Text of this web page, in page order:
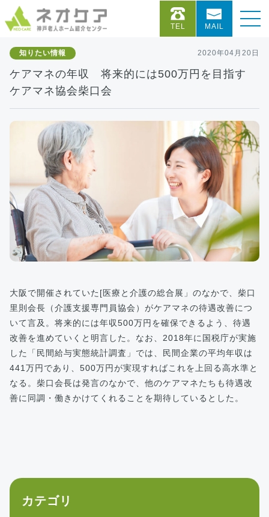
TEL MAIL
知りたい情報 2020年04月20日
ケアマネの年収 将来的には500万円を目指す
ケアマネ協会柴口会
大阪で開催されていた[医療と介護の総合展」のなかで、柴口
里則会長（介護支援専門員協会）がケアマネの待遇改善につ
いて言及。将来的には年収500万円を確保できるよう、待遇
改善を進めていくと明言した。なお、2018年に国税庁が実施
した「民間給与実態統計調査」では、民間企業の平均年収は
441万円であり、500万円が実現すればこれを上回る高水準と
なる。柴口会長は発言のなかで、他のケアマネたちも待遇改
善に同調・働きかけてくれることを期待しているとした。
カテゴリ